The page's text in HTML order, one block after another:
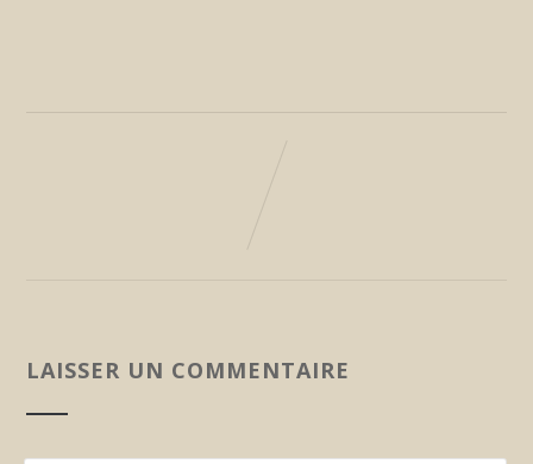
LAISSER UN COMMENTAIRE